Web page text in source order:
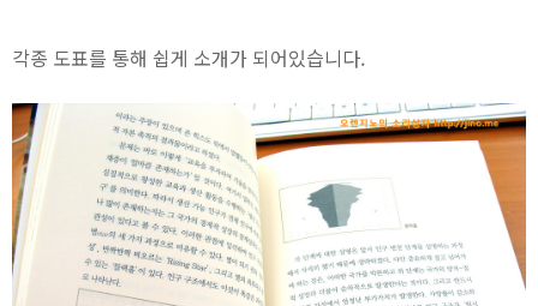
각종 도표를 통해 쉽게 소개가 되어있습니다.